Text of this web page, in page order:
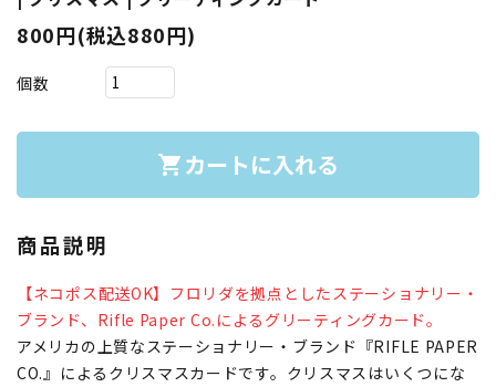
800円(税込880円)
個数
shopping_cart カートに入れる
商品説明
【ネコポス配送OK】フロリダを拠点としたステーショナリー・
ブランド、Rifle Paper Co.によるグリーティングカード。
アメリカの上質なステーショナリー・ブランド『RIFLE PAPER
CO.』によるクリスマスカードです。クリスマスはいくつにな